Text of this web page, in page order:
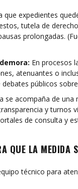
que expedientes
tutela de
prolongadas.
En procesos
atenuantes o
públicos
se acompaña de una
y turnos
de consulta y
LA MEDIDA
técnico para